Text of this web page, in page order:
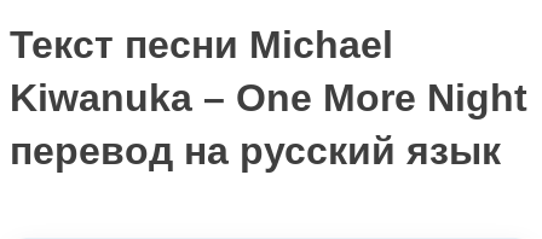
Текст песни Michael
Kiwanuka – One More Night
перевод на русский язык